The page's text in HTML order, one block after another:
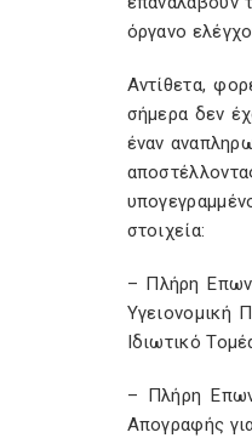
όργανο
Αντίθετα,
σήμερα δεν
έναν
στοιχεία:
– Πλήρη
Υγειονομική
Ιδιωτικό
– Πλήρη
Απογραφής